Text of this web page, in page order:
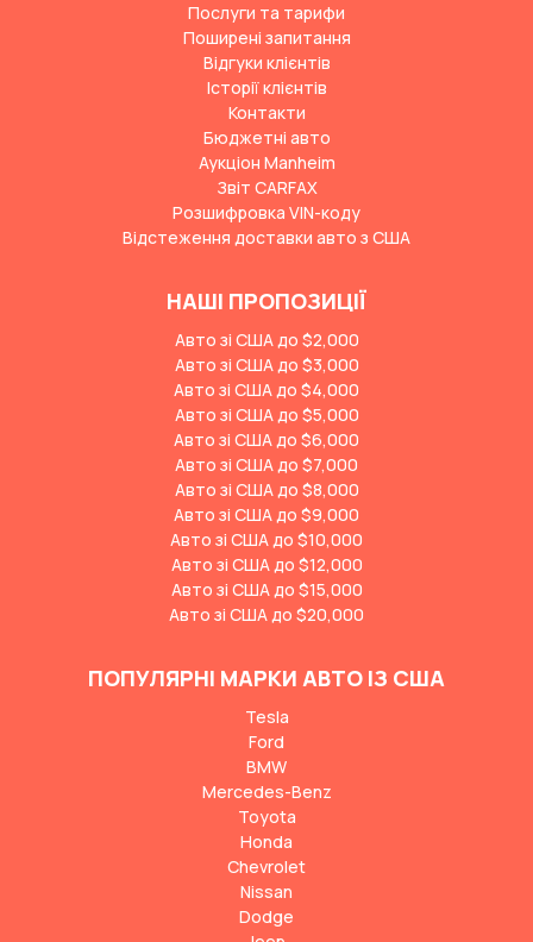
Послуги та тарифи
Поширені запитання
Відгуки клієнтів
Історії клієнтів
Контакти
Бюджетні авто
Аукціон Manheim
Звіт CARFAX
Розшифровка VIN-коду
Відстеження доставки авто з США
НАШІ ПРОПОЗИЦІЇ
Авто зі США до $2,000
Авто зі США до $3,000
Авто зі США до $4,000
Авто зі США до $5,000
Авто зі США до $6,000
Авто зі США до $7,000
Авто зі США до $8,000
Авто зі США до $9,000
Авто зі США до $10,000
Авто зі США до $12,000
Авто зі США до $15,000
Авто зі США до $20,000
ПОПУЛЯРНІ МАРКИ АВТО ІЗ США
Tesla
Ford
BMW
Mercedes-Benz
Toyota
Honda
Chevrolet
Nissan
Dodge